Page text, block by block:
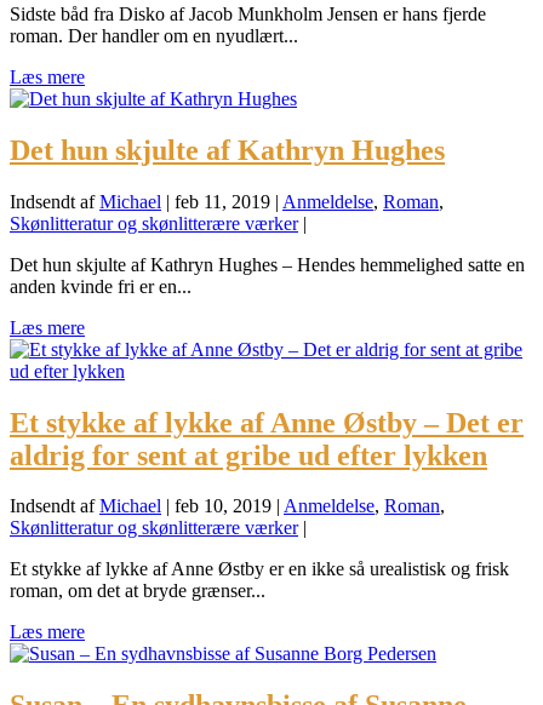
Sidste båd fra Disko af Jacob Munkholm Jensen er hans fjerde
roman. Der handler om en nyudlært...
Læs mere
Det hun skjulte af Kathryn Hughes
Indsendt afMichael | feb 11, 2019 | Anmeldelse, Roman,
Skønlitteratur og skønlitterære værker|
Det hun skjulte af Kathryn Hughes – Hendes hemmelighed satte en
anden kvinde fri er en...
Læs mere
Et stykke af lykke af Anne Østby – Det er
aldrig for sent at gribe ud efter lykken
Indsendt afMichael | feb 10, 2019 | Anmeldelse, Roman,
Skønlitteratur og skønlitterære værker|
Et stykke af lykke af Anne Østby er en ikke så urealistisk og frisk
roman, om det at bryde grænser...
Læs mere